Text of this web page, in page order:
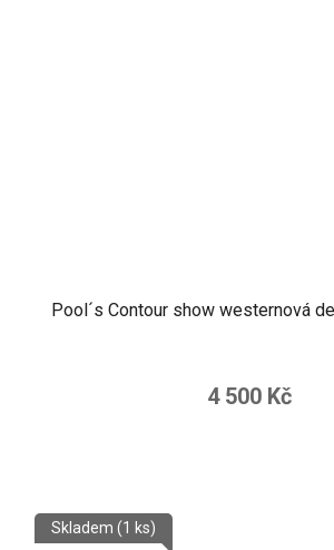
Pool´s Contour show westernová
4 500 Kč
Skladem (1 ks)